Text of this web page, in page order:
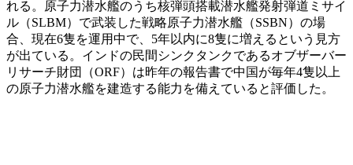
れる。原子力潜水艦のうち核弾頭搭載潜水艦発射弾道ミサイ
ル（SLBM）で武装した戦略原子力潜水艦（SSBN）の場
合、現在6隻を運用中で、5年以内に8隻に増えるという見方
が出ている。インドの民間シンクタンクであるオブザーバー
リサーチ財団（ORF）は昨年の報告書で中国が毎年4隻以上
の原子力潜水艦を建造する能力を備えていると評価した。